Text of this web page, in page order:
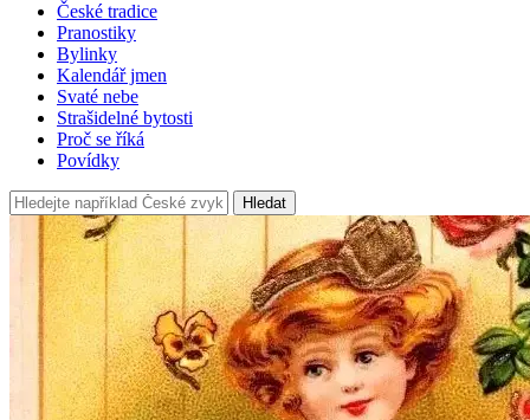
České tradice
Pranostiky
Bylinky
Kalendář jmen
Svaté nebe
Strašidelné bytosti
Proč se říká
Povídky
Hledat